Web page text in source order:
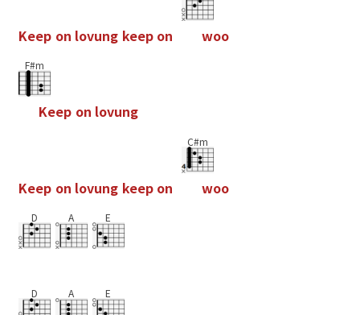
Keep on lovung keep on woo
F#m
Keep on lovung
Keep on lovung keep on
C#m
woo
D A E
D A E